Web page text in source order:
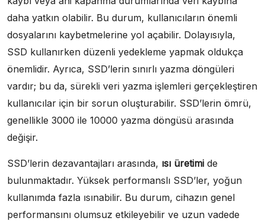
daha yatkın olabilir. Bu durum, kullanıcıların önemli
dosyalarını kaybetmelerine yol açabilir. Dolayısıyla,
SSD kullanırken düzenli yedekleme yapmak oldukça
önemlidir. Ayrıca, SSD’lerin sınırlı yazma döngüleri
vardır; bu da, sürekli veri yazma işlemleri gerçekleştiren
kullanıcılar için bir sorun oluşturabilir. SSD’lerin ömrü,
genellikle 3000 ile 10000 yazma döngüsü arasında
değişir.
SSD’lerin dezavantajları arasında, ısı üretimi de
bulunmaktadır. Yüksek performanslı SSD’ler, yoğun
kullanımda fazla ısınabilir. Bu durum, cihazın genel
performansını olumsuz etkileyebilir ve uzun vadede